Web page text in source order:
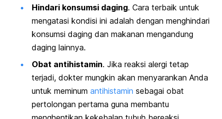
Hindari konsumsi daging. Cara terbaik untuk
mengatasi kondisi ini adalah dengan menghindari
konsumsi daging dan makanan mengandung
daging lainnya.
Obat antihistamin. Jika reaksi alergi tetap
terjadi, dokter mungkin akan menyarankan Anda
untuk meminum antihistamin sebagai obat
pertolongan pertama guna membantu